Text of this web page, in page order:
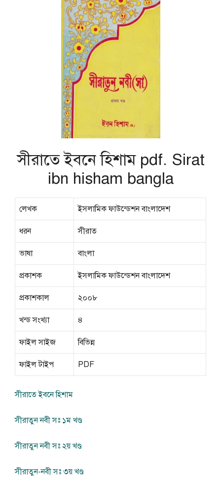
সীরাতে ইবনে হিশাম pdf. Sirat
ibn hisham bangla
লেখক ইসলামিক ফাউন্ডেশন বাংলাদেশ
ধরন সীরাত
ভাষা বাংলা
প্রকাশক ইসলামিক ফাউন্ডেশন বাংলাদেশ
প্রকাশকাল ২০০৮
খন্ড সংখ্যা ৪
ফাইল সাইজ বিভিন্ন
ফাইল টাইপ PDF
সীরাতে ইবনে হিশাম
সীরাতুন নবী সঃ ১ম খণ্ড
সীরাতুন নবী সঃ ২য় খণ্ড
সীরাতুন-নবী সঃ ৩য় খণ্ড